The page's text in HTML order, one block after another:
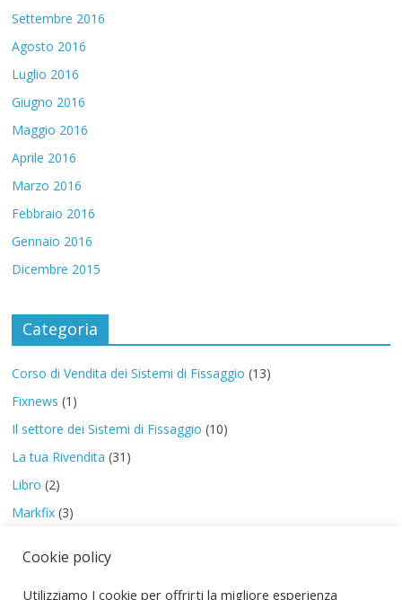
Settembre 2016
Agosto 2016
Luglio 2016
Giugno 2016
Maggio 2016
Aprile 2016
Marzo 2016
Febbraio 2016
Gennaio 2016
Dicembre 2015
Categoria
Corso di Vendita dei Sistemi di Fissaggio (13)
Fixnews (1)
Il settore dei Sistemi di Fissaggio (10)
La tua Rivendita (31)
Libro (2)
Markfix (3)
Special Report(2)
Cookie policy
Utilizziamo I cookie per offrirti la migliore esperienza